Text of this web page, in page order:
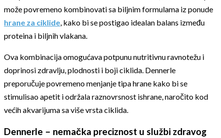
može povremeno kombinovati sa biljnim formulama iz ponude
hrane za ciklide , kako bi se postigao idealan balans između
proteina i biljnih vlakana.
Ova kombinacija omogućava potpunu nutritivnu ravnotežu i
doprinosi zdravlju, plodnosti i boji ciklida. Dennerle
preporučuje povremeno menjanje tipa hrane kako bi se
stimulisao apetit i održala raznovrsnost ishrane, naročito kod
većih akvarijuma sa više vrsta ciklida.
Dennerle – nemačka preciznost u službi zdravog